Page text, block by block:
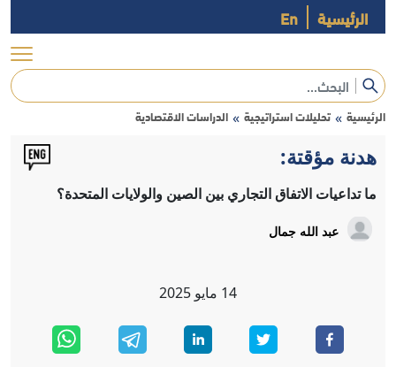
الرئيسية En
الرئيسية » تحليلات استراتيجية » الدراسات الاقتصادية
هدنة مؤقتة:
ما تداعيات الاتفاق التجاري بين الصين والولايات المتحدة؟
عبد الله جمال
14 مايو 2025